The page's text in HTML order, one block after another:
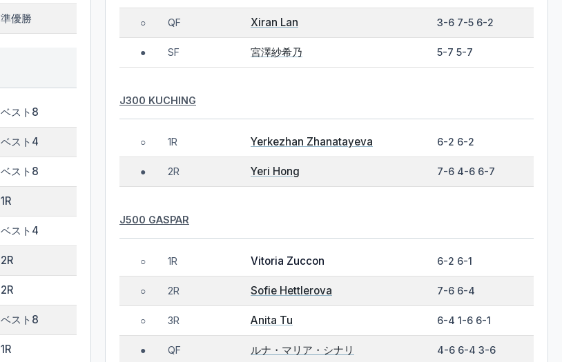
準優勝
ベスト8
ベスト4
ベスト8
1R
ベスト4
2R
2R
ベスト8
1R
○ QF Xiran Lan 3-6 7-5 6-2
● SF 宮澤紗希乃 5-7 5-7
J300 KUCHING
○ 1R Yerkezhan Zhanatayeva 6-2 6-2
● 2R Yeri Hong 7-6 4-6 6-7
J500 GASPAR
○ 1R Vitoria Zuccon 6-2 6-1
○ 2R Sofie Hettlerova 7-6 6-4
○ 3R Anita Tu 6-4 1-6 6-1
● QF ルナ・マリア・シナリ 4-6 6-4 3-6